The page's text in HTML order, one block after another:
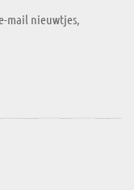
mail nieuwtjes,